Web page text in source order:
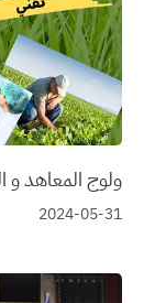
ولوج المعاهد و
2024-05-31